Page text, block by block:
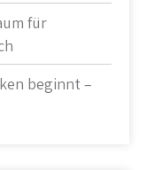
für
beginnt –